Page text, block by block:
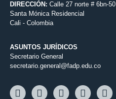
DIRECCIÓN: Calle 27 norte # 6bn-50
Santa Mónica Residencial
Cali - Colombia
ASUNTOS JURÍDICOS
Secretario General
secretario.general@fadp.edu.co